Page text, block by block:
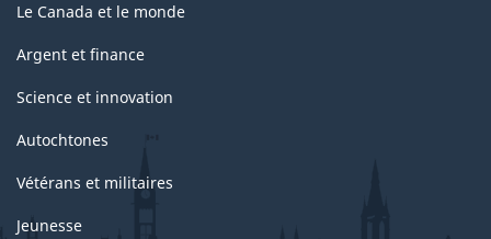
Le Canada et le monde
Argent et finance
Science et innovation
Autochtones
Vétérans et militaires
Jeunesse